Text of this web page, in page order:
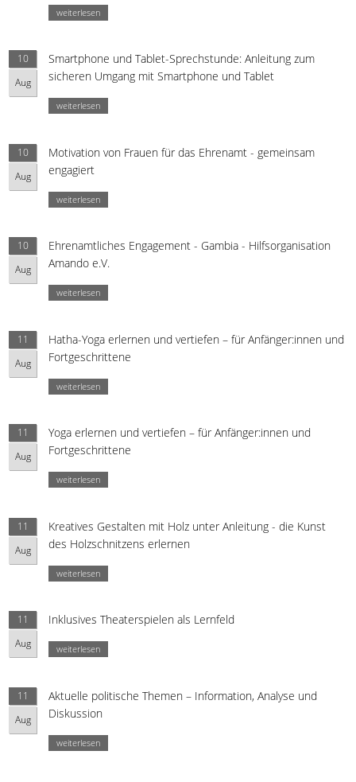
weiterlesen
10
Aug
Smartphone und Tablet-Sprechstunde: Anleitung zum
sicheren Umgang mit Smartphone und Tablet
weiterlesen
10
Aug
Motivation von Frauen für das Ehrenamt - gemeinsam
engagiert
weiterlesen
10
Aug
Ehrenamtliches Engagement - Gambia - Hilfsorganisation
Amando e.V.
weiterlesen
11
Aug
Hatha-Yoga erlernen und vertiefen – für Anfänger:innen und
Fortgeschrittene
weiterlesen
11
Aug
Yoga erlernen und vertiefen – für Anfänger:innen und
Fortgeschrittene
weiterlesen
11
Aug
Kreatives Gestalten mit Holz unter Anleitung - die Kunst
des Holzschnitzens erlernen
weiterlesen
11
Aug
Inklusives Theaterspielen als Lernfeld
weiterlesen
11
Aug
Aktuelle politische Themen – Information, Analyse und
Diskussion
weiterlesen